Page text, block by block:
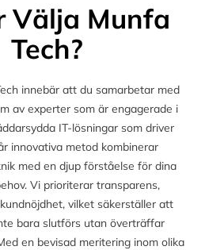
Välja Munfa
Tech?
innebär att du samarbetar med
av experter som är engagerade i
IT-lösningar som driver
innovativa metod kombinerar
med en djup förståelse för dina
Vi prioriterar transparens,
vilket säkerställer att
bara slutförs utan överträffar
en bevisad meritering inom olika